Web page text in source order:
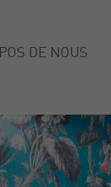
DE NOUS